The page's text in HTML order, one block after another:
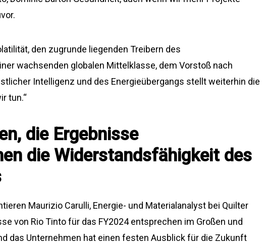
den zugrunde liegenden Treibern des
wachsenden globalen Mittelklasse, dem Vorstoß nach
Intelligenz und des Energieübergangs stellt weiterhin die
tun.“
die Ergebnisse
die Widerstandsfähigkeit des
Maurizio Carulli, Energie- und Materialanalyst bei Quilter
von Rio Tinto für das FY2024 entsprechen im Großen und
das Unternehmen hat einen festen Ausblick für die Zukunft